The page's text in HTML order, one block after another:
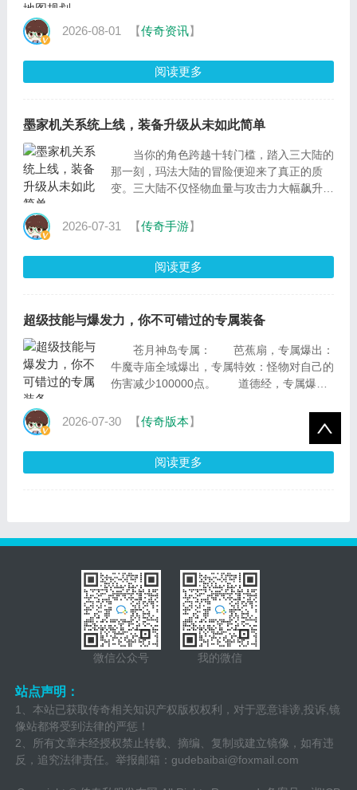
型。 一、 1...
2026-08-01 【传奇资讯】
阅读更多
墨家机关系统上线，装备升级从未如此简单
当你的角色跨越十转门槛，踏入三大陆的
那一刻，玛法大陆的冒险便迎来了真正的质
变。三大陆不仅怪物血量与攻击力大幅飙升，
里告别手...
2026-07-31 【传奇手游】
阅读更多
超级技能与爆发力，你不可错过的专属装备
苍月神岛专属： 芭蕉扇，专属爆出：
牛魔寺庙全域爆出，专属特效：怪物对自己的
伤害减少100000点。 道德经，专属爆
外获得200000经验。 ...
2026-07-30 【传奇版本】
阅读更多
微信公众号 我的微信
站点声明：
1、本站已获取传奇相关知识产权版权权利，对于恶意诽谤,投诉,镜
像站都将受到法律的严惩！
2、所有文章未经授权禁止转载、摘编、复制或建立镜像，如有违
反，追究法律责任。举报邮箱： gudebaibai@foxmail.com